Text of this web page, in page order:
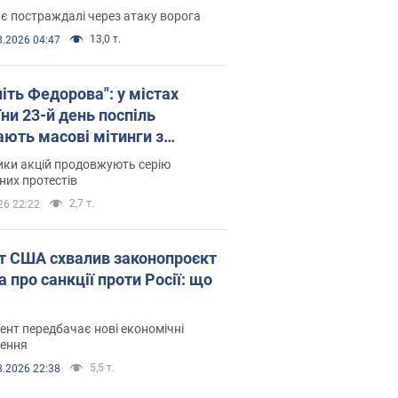
постраждалі через атаку ворога
04:47 13,0 т.
Федорова": у містах
23-й день поспіль
масові мітинги з
Фото і відео
акцій продовжують серію
протестів
22:22 2,7 т.
США схвалив законопроєкт
про санкції проти Росії: що
передбачає нові економічні
22:38 5,5 т.